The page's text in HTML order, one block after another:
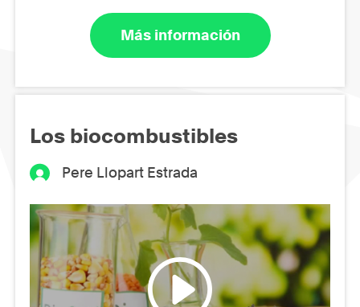
Más información
Los biocombustibles
Pere Llopart Estrada